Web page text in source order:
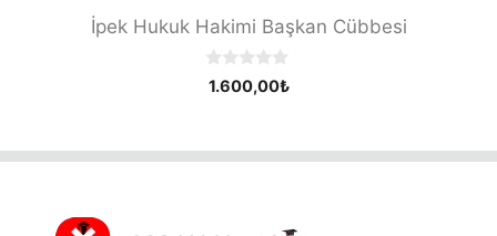
İpek Hukuk Hakimi Başkan Cübbesi
0
o
1.600,00₺